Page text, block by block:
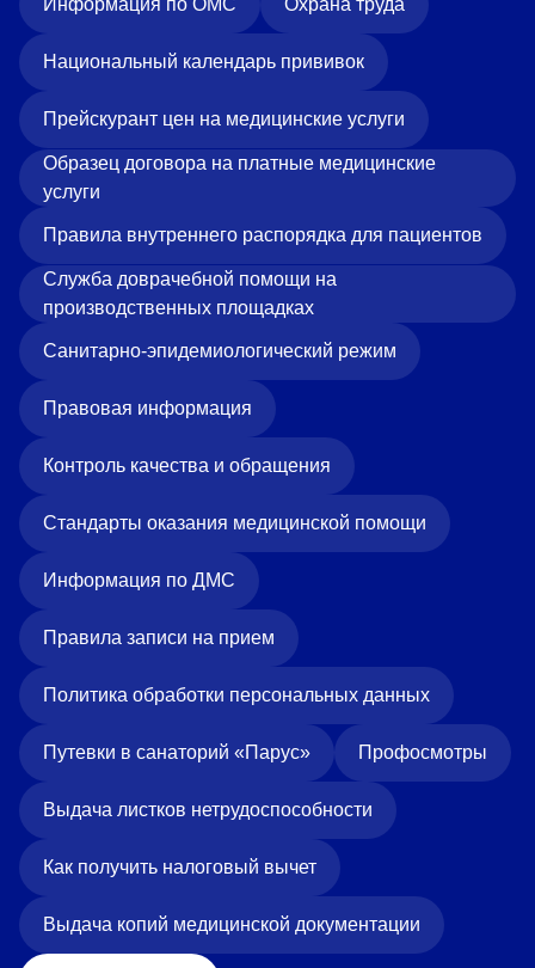
«Парус»
Адрес
399000, г. Липецк, Плехановское лесничество,
Ленинский лесхоз, квартал 67
Понедельник — четверг
08:00–16:45
перерыв 12:00–12:30
Пятница
08:00–15:45
перерыв 12:00–12:30
Администратор
+7 (4742) 72-73-31
Версия для слабовидящих
Информация по ОМС Охрана труда
Национальный календарь прививок
Прейскурант цен на медицинские услуги
Образец договора на платные медицинские
услуги
Правила внутреннего распорядка для пациентов
Служба доврачебной помощи на
производственных площадках
Санитарно-эпидемиологический режим
Правовая информация
Контроль качества и обращения
Стандарты оказания медицинской помощи
Информация по ДМС
Правила записи на прием
Политика обработки персональных данных
Путевки в санаторий «Парус» Профосмотры
Выдача листков нетрудоспособности
Как получить налоговый вычет
Выдача копий медицинской документации